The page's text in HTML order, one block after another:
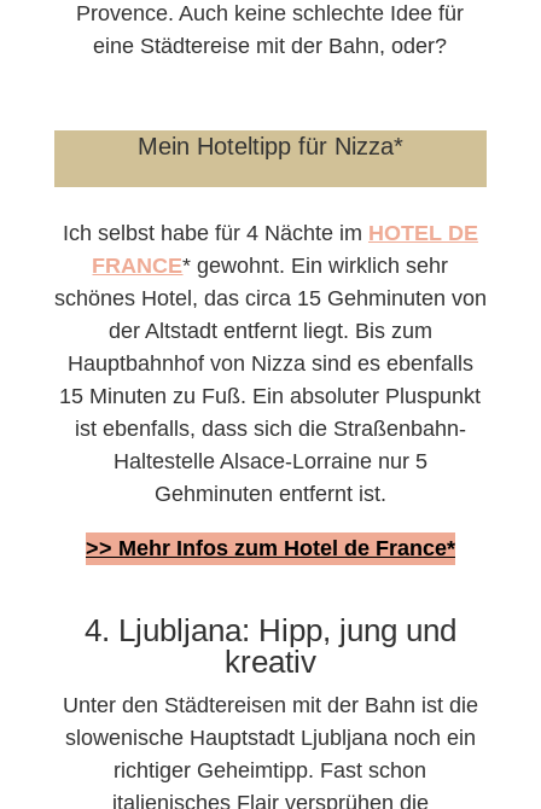
Provence. Auch keine schlechte Idee für
eine Städtereise mit der Bahn, oder?
Mein Hoteltipp für Nizza*
Ich selbst habe für 4 Nächte im HOTEL DE
FRANCE* gewohnt. Ein wirklich sehr
schönes Hotel, das circa 15 Gehminuten von
der Altstadt entfernt liegt. Bis zum
Hauptbahnhof von Nizza sind es ebenfalls
15 Minuten zu Fuß. Ein absoluter Pluspunkt
ist ebenfalls, dass sich die Straßenbahn-
Haltestelle Alsace-Lorraine nur 5
Gehminuten entfernt ist.
>> Mehr Infos zum Hotel de France*
4. Ljubljana: Hipp, jung und
kreativ
Unter den Städtereisen mit der Bahn ist die
slowenische Hauptstadt Ljubljana noch ein
richtiger Geheimtipp. Fast schon
italienisches Flair versprühen die